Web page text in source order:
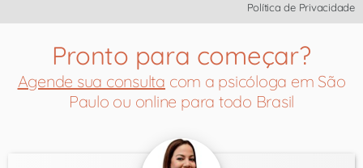
Política de Privacidade
Pronto para começar?
Agende sua consulta com a psicóloga em São
Paulo ou online para todo Brasil